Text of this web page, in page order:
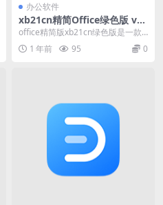
办公软件
xb21cn精简Office绿色版 v20
250314
office精简版xb21cn绿色版是一款
非常给力的微软Office办公软件的
免...1 年前 95 0